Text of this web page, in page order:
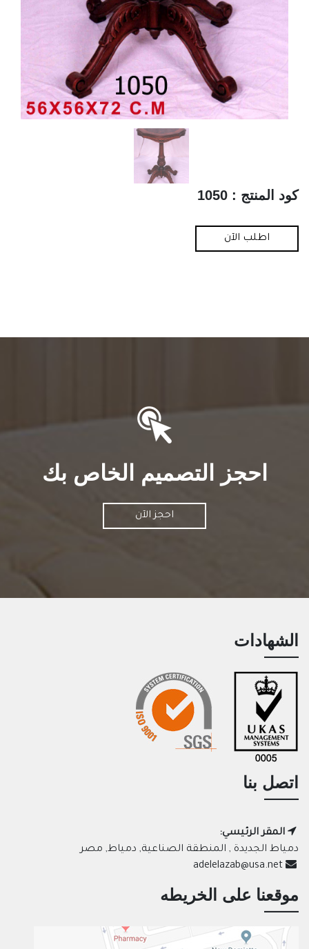
كود المنتج : 1050
اطلب الآن
احجز التصميم الخاص بك
احجز الآن
الشهادات
اتصل بنا
المقر الرئيسي:
دمياط الجديدة , المنطقة الصناعية, دمياط, مصر
موقعنا على الخريطه